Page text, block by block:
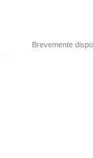
Brevemente